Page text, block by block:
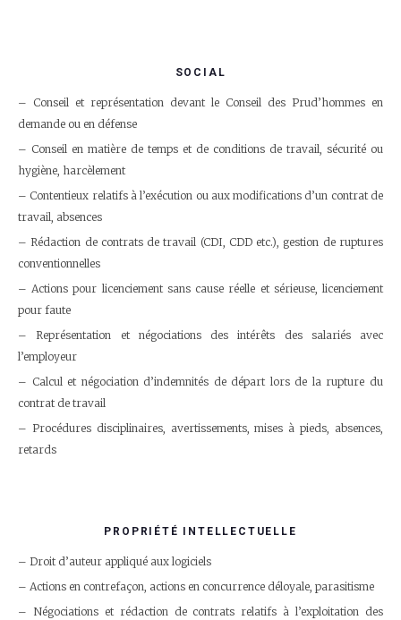
SOCIAL
Conseil et représentation devant le Conseil des Prud’hommes en
demande ou en défense
Conseil en matière de temps et de conditions de travail, sécurité ou
hygiène, harcèlement
Contentieux relatifs à l’exécution ou aux modifications d’un contrat de
travail, absences
Rédaction de contrats de travail (CDI, CDD etc.), gestion de ruptures
conventionnelles
Actions pour licenciement sans cause réelle et sérieuse, licenciement
pour faute
Représentation et négociations des intérêts des salariés avec
l’employeur
Calcul et négociation d’indemnités de départ lors de la rupture du
contrat de travail
Procédures disciplinaires, avertissements, mises à pieds, absences,
retards
PROPRIÉTÉ INTELLECTUELLE
Droit d’auteur appliqué aux logiciels
Actions en contrefaçon, actions en concurrence déloyale, parasitisme
Négociations et rédaction de contrats relatifs à l’exploitation des